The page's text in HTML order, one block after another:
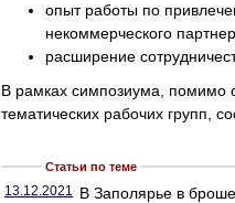
опыт работы по
некоммерческого
расширение
В рамках симпозиума, помимо
тематических рабочих групп,
Статьи по теме
13.12.2021 В Заполярье в